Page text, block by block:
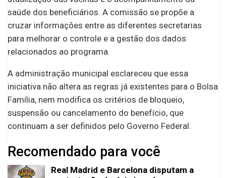
saúde dos beneficiários. A comissão se propõe a
cruzar informações entre as diferentes secretarias
para melhorar o controle e a gestão dos dados
relacionados ao programa.
A administração municipal esclareceu que essa
iniciativa não altera as regras já existentes para o Bolsa
Família, nem modifica os critérios de bloqueio,
suspensão ou cancelamento do benefício, que
continuam a ser definidos pelo Governo Federal.
Recomendado para você
Real Madrid e Barcelona disputam a